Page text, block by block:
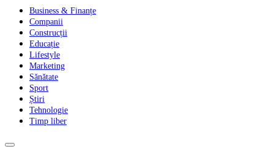
Business & Finanțe
Companii
Construcții
Educație
Lifestyle
Marketing
Sănătate
Sport
Știri
Tehnologie
Timp liber